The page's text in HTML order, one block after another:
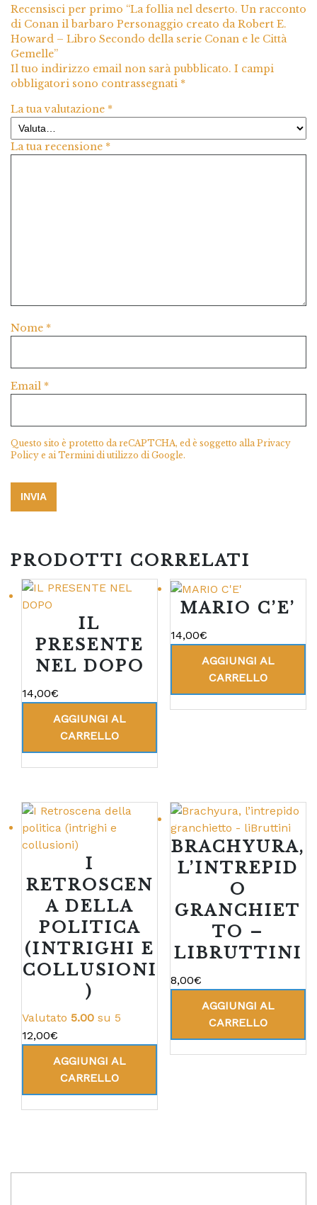
Recensisci per primo “La follia nel deserto. Un racconto
di Conan il barbaro Personaggio creato da Robert E.
Howard – Libro Secondo della serie Conan e le Città
Gemelle”
Il tuo indirizzo email non sarà pubblicato. I campi
obbligatori sono contrassegnati *
La tua valutazione *
La tua recensione *
Nome *
Email *
Questo sito è protetto da reCAPTCHA, ed è soggetto alla Privacy
Policy e ai Termini di utilizzo di Google.
PRODOTTI CORRELATI
IL
PRESENTE
NEL DOPO
14,00€
AGGIUNGI AL
CARRELLO
MARIO C’E’
14,00€
AGGIUNGI AL
CARRELLO
I
RETROSCEN
A DELLA
POLITICA
(INTRIGHI E
COLLUSIONI
)
Valutato 5.00 su 5
12,00€
AGGIUNGI AL
CARRELLO
BRACHYURA,
L’INTREPID
O
GRANCHIET
TO –
LIBRUTTINI
8,00€
AGGIUNGI AL
CARRELLO